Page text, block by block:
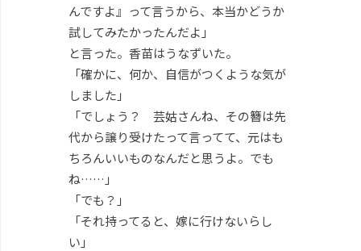
んですよ』って言うから、本当かどうか
試してみたかったんだよ」
と言った。香苗はうなずいた。
「確かに、何か、自信がつくような気が
しました」
「でしょう？ 芸姑さんね、その簪は先
代から譲り受けたって言ってて、元はも
ちろんいいものなんだと思うよ。でも
ね……」
「でも？」
「それ持ってると、嫁に行けないらし
い」